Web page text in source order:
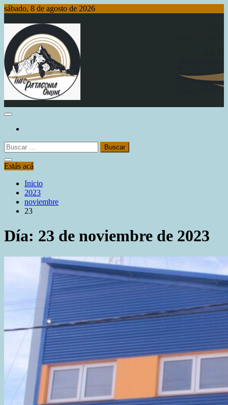
Saltar
contenido
sábado, 8 de agosto de 2026
Info Patagonia Online
Buscar:
Estás acá
Inicio
2023
noviembre
23
Día: 23 de noviembre de 2023